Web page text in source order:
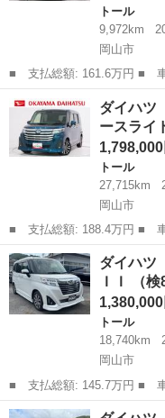
トール
9,972km
岡山市
■ 支払総額: 161.6万円 ■ 車両本体価格： 1,498,000 円 ■ メーカ
ー名： ダイハツ ■ 車種
Ｇターボ ＳＡ３ シートヒ
トライト...
岡山 岡山市 トール
ダイハツ
ースラ
1,798,000
トール
27,715km
岡山市
■ 支払総額: 188.4万円 ■ 車両本体価格： 1,798,000 円 ■ メーカ
ー名： ダイハツ ■ 車種
Ｇターボ 両側パワースラ
イドリン...
岡山 岡山市 トール
ダイハツ
ＩＩ （検
1,380,000
トール
18,740km
岡山市
■ 支払総額: 145.7万円 ■ 車両本体価格： 1,380,000 円 ■ メーカ
ー名： ダイハツ ■ 車種
岡山 岡山市 トール